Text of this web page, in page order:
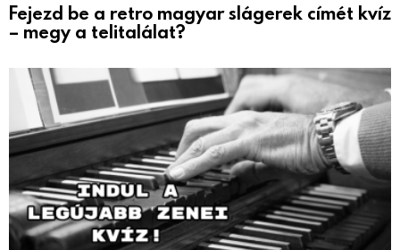
Fejezd be a retro magyar slágerek címét kvíz
– megy a telitalálat?